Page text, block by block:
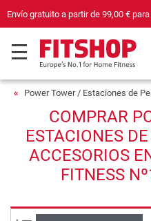
Envío gratuito a partir de 99,00 €para
Power Tower / Estaciones de
COMPRAR
ESTACIONES
ACCESORIOS
FITNESS